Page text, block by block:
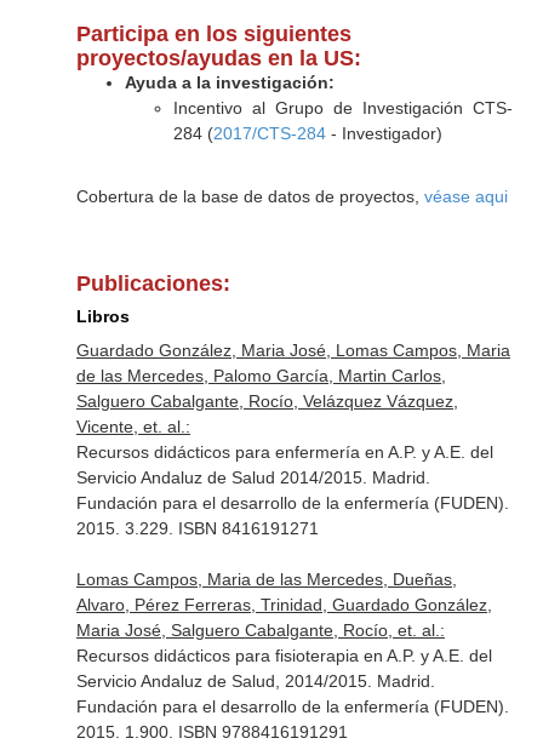
Participa en los siguientes
proyectos/ayudas en la US:
Ayuda a la investigación:
Incentivo al Grupo de Investigación CTS-
284 (2017/CTS-284- Investigador)
Cobertura de la base de datos de proyectos, véase aqui
Publicaciones:
Libros
Guardado González, Maria José, Lomas Campos, Maria
de las Mercedes, Palomo García, Martin Carlos,
Salguero Cabalgante, Rocío, Velázquez Vázquez,
Vicente, et. al.:
Recursos didácticos para enfermería en A.P. y A.E. del
Servicio Andaluz de Salud 2014/2015. Madrid.
Fundación para el desarrollo de la enfermería (FUDEN).
2015. 3.229. ISBN 8416191271
Lomas Campos, Maria de las Mercedes, Dueñas,
Alvaro, Pérez Ferreras, Trinidad, Guardado González,
Maria José, Salguero Cabalgante, Rocío, et. al.:
Recursos didácticos para fisioterapia en A.P. y A.E. del
Servicio Andaluz de Salud, 2014/2015. Madrid.
Fundación para el desarrollo de la enfermería (FUDEN).
2015. 1.900. ISBN 9788416191291